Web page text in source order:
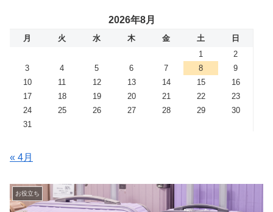
2026年8月
月 火 水 木 金 土
日
1
2
3
4 5 6 7 8
9
10
11 12 13 14 15
16
17
18 19 20 21 22
23
24
25 26 27 28 29
30
31
« 4月
お役立ち